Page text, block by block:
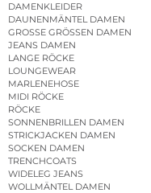
DAMENKLEIDER
DAUNENMÄNTEL DAMEN
GROSSE GRÖSSEN DAMEN
JEANS DAMEN
LANGE RÖCKE
LOUNGEWEAR
MARLENEHOSE
MIDI RÖCKE
RÖCKE
SONNENBRILLEN DAMEN
STRICKJACKEN DAMEN
SOCKEN DAMEN
TRENCHCOATS
WIDELEG JEANS
WOLLMÄNTEL DAMEN